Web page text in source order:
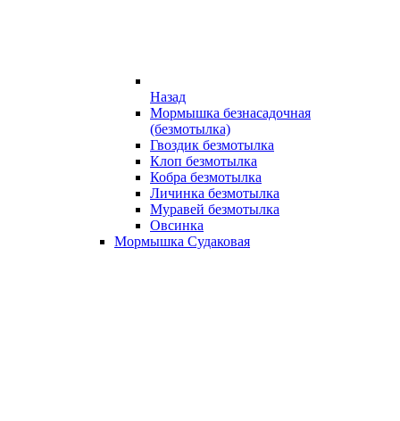
Назад
Мормышка безнасадочная
(безмотылка)
Гвоздик безмотылка
Клоп безмотылка
Кобра безмотылка
Личинка безмотылка
Муравей безмотылка
Овсинка
Мормышка Судаковая